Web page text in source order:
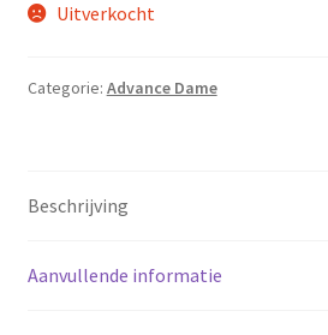
Privacybeleid
Sluitingsdagen
Winkel
winkelmandje
Uitverkocht
Categorie: Advance Dame
Beschrijving
Aanvullende informatie